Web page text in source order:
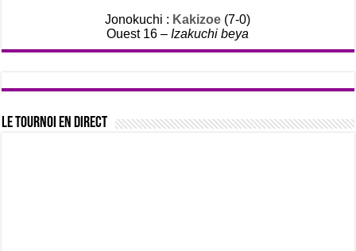
Jonokuchi : Kakizoe (7-0)
Ouest 16 –Izakuchi beya
Le tournoi en direct